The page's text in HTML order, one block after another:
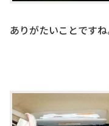
ありがたいことです